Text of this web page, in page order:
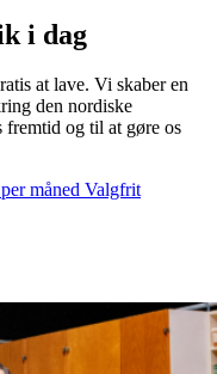
i dag
at lave. Vi skaber en
den nordiske
fremtid og til at gøre os
måned Valgfrit